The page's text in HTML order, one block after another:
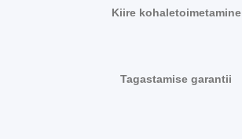
Kiire kohaletoimetamine
Tagastamise garantii